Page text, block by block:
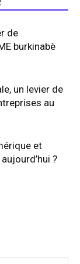
de
burkinabè
un levier de
au
et
?